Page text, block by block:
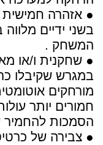
● אזהרה חמישית
בשני ידיים
המשחק .
● שחקנית ו/או
במגרש שקיבלו
מורחקים
חמורים יותר
הסמכות
● צבירה של